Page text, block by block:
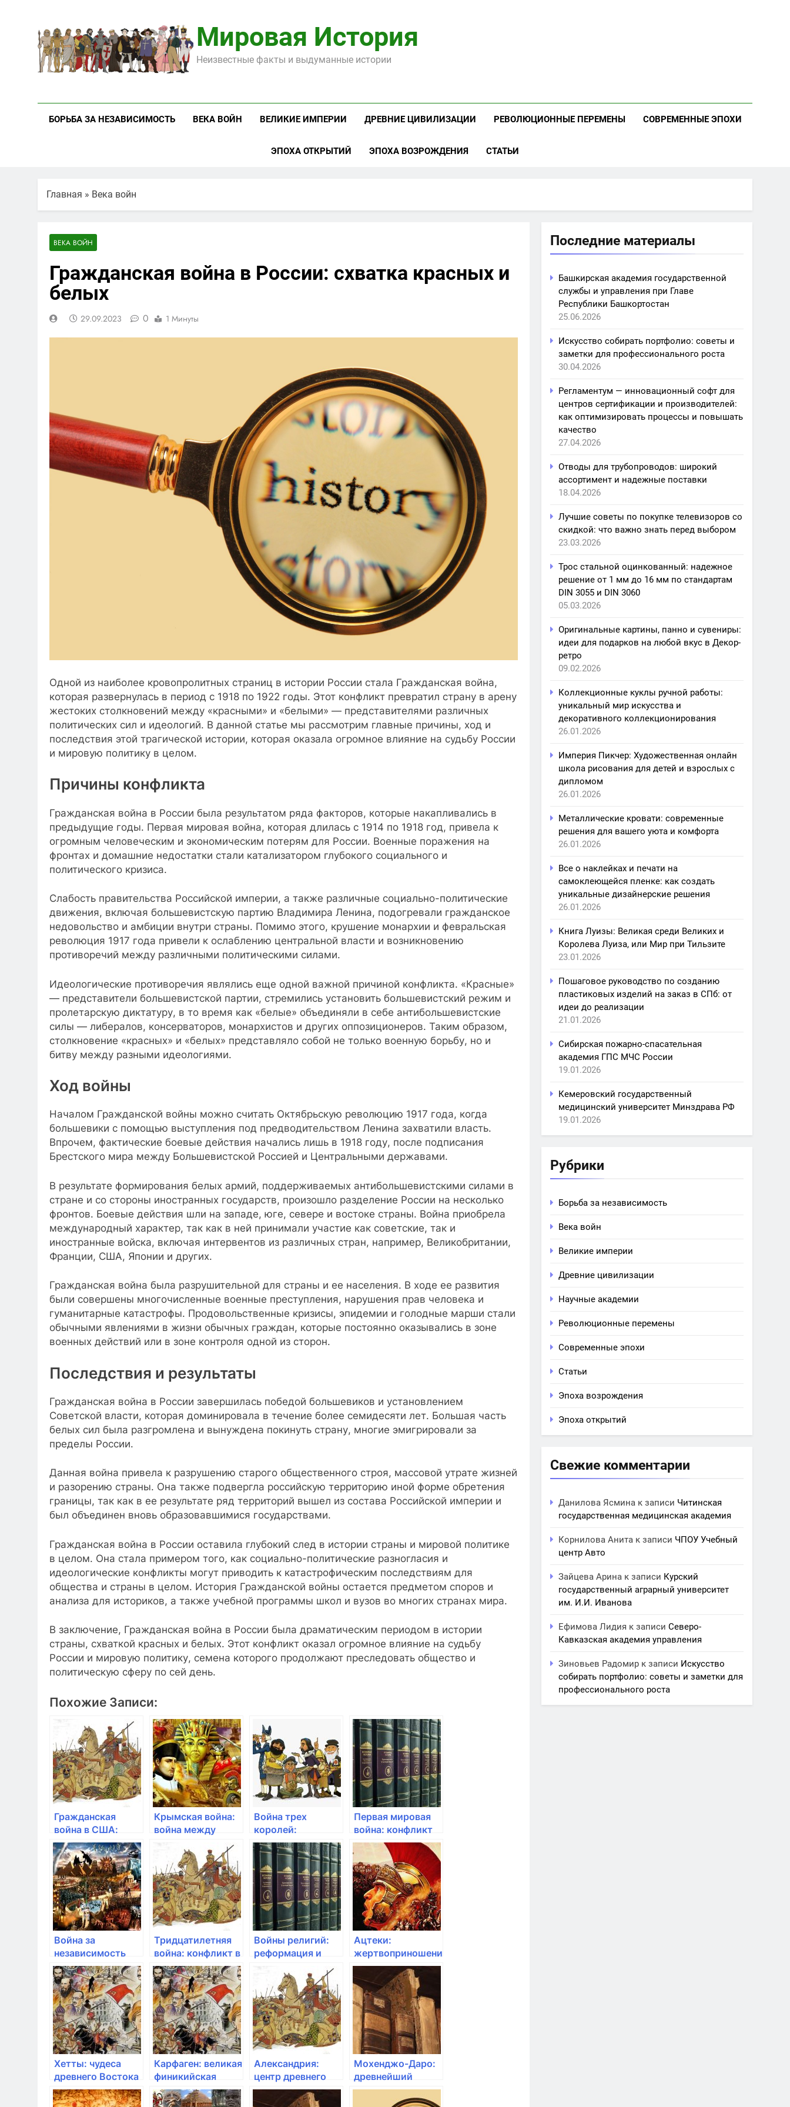
содержимому
Мировая История
Неизвестные факты и выдуманные истории
БОРЬБА ЗА НЕЗАВИСИМОСТЬ ВЕКА ВОЙН ВЕЛИКИЕ ИМПЕРИИ ДРЕВНИЕ ЦИВИЛИЗАЦИИ РЕВОЛЮЦИОННЫЕ ПЕРЕМЕНЫ СОВРЕМЕННЫЕ ЭПОХИ
ЭПОХА ОТКРЫТИЙ ЭПОХА ВОЗРОЖДЕНИЯ СТАТЬИ
Главная » Века войн
ВЕКА ВОЙН
Гражданская война в России: схватка красных и
белых
29.09.2023 0 1 Минуты
Одной из наиболее кровопролитных страниц в истории России стала Гражданская война,
которая развернулась в период с 1918 по 1922 годы. Этот конфликт превратил страну в арену
жестоких столкновений между «красными» и «белыми» — представителями различных
политических сил и идеологий. В данной статье мы рассмотрим главные причины, ход и
последствия этой трагической истории, которая оказала огромное влияние на судьбу России
и мировую политику в целом.
Причины конфликта
Гражданская война в России была результатом ряда факторов, которые накапливались в
предыдущие годы. Первая мировая война, которая длилась с 1914 по 1918 год, привела к
огромным человеческим и экономическим потерям для России. Военные поражения на
фронтах и домашние недостатки стали катализатором глубокого социального и
политического кризиса.
Слабость правительства Российской империи, а также различные социально-политические
движения, включая большевистскую партию Владимира Ленина, подогревали гражданское
недовольство и амбиции внутри страны. Помимо этого, крушение монархии и февральская
революция 1917 года привели к ослаблению центральной власти и возникновению
противоречий между различными политическими силами.
Идеологические противоречия являлись еще одной важной причиной конфликта. «Красные»
— представители большевистской партии, стремились установить большевистский режим и
пролетарскую диктатуру, в то время как «белые» объединяли в себе антибольшевистские
силы — либералов, консерваторов, монархистов и других оппозиционеров. Таким образом,
столкновение «красных» и «белых» представляло собой не только военную борьбу, но и
битву между разными идеологиями.
Ход войны
Началом Гражданской войны можно считать Октябрьскую революцию 1917 года, когда
большевики с помощью выступления под предводительством Ленина захватили власть.
Впрочем, фактические боевые действия начались лишь в 1918 году, после подписания
Брестского мира между Большевистской Россией и Центральными державами.
В результате формирования белых армий, поддерживаемых антибольшевистскими силами в
стране и со стороны иностранных государств, произошло разделение России на несколько
фронтов. Боевые действия шли на западе, юге, севере и востоке страны. Война приобрела
международный характер, так как в ней принимали участие как советские, так и
иностранные войска, включая интервентов из различных стран, например, Великобритании,
Франции, США, Японии и других.
Гражданская война была разрушительной для страны и ее населения. В ходе ее развития
были совершены многочисленные военные преступления, нарушения прав человека и
гуманитарные катастрофы. Продовольственные кризисы, эпидемии и голодные марши стали
обычными явлениями в жизни обычных граждан, которые постоянно оказывались в зоне
военных действий или в зоне контроля одной из сторон.
Последствия и результаты
Гражданская война в России завершилась победой большевиков и установлением
Советской власти, которая доминировала в течение более семидесяти лет. Большая часть
белых сил была разгромлена и вынуждена покинуть страну, многие эмигрировали за
пределы России.
Данная война привела к разрушению старого общественного строя, массовой утрате жизней
и разорению страны. Она также подвергла российскую территорию иной форме обретения
границы, так как в ее результате ряд территорий вышел из состава Российской империи и
был объединен вновь образовавшимися государствами.
Гражданская война в России оставила глубокий след в истории страны и мировой политике
в целом. Она стала примером того, как социально-политические разногласия и
идеологические конфликты могут приводить к катастрофическим последствиям для
общества и страны в целом. История Гражданской войны остается предметом споров и
анализа для историков, а также учебной программы школ и вузов во многих странах мира.
В заключение, Гражданская война в России была драматическим периодом в истории
страны, схваткой красных и белых. Этот конфликт оказал огромное влияние на судьбу
России и мировую политику, семена которого продолжают преследовать общество и
политическую сферу по сей день.
Похожие Записи:
Гражданская
война в США:
противостояние
Севера и Юга
Крымская война:
война между
Россией и союзом
стран в XIX веке
Война трех
королей:
английская война
455-485 гг
Первая мировая
война: конфликт
между ведущими
европейскими
державами
Война за
независимость
США: битва за
свободу в XVIII
веке
Тридцатилетняя
война: конфликт в
Европе в XVII веке
Войны религий:
реформация и
контрреформация
в XVI веке
Ацтеки:
жертвоприношения
и воинственность
Хетты: чудеса
древнего Востока
Карфаген: великая
финикийская
империя
Александрия:
центр древнего
мирового знания
Мохенджо-Даро:
древнейший
город в Индии
Последние материалы
Башкирская академия государственной
службы и управления при Главе
Республики Башкортостан
25.06.2026
Искусство собирать портфолио: советы и
заметки для профессионального роста
30.04.2026
Регламентум — инновационный софт для
центров сертификации и производителей:
как оптимизировать процессы и повышать
качество
27.04.2026
Отводы для трубопроводов: широкий
ассортимент и надежные поставки
18.04.2026
Лучшие советы по покупке телевизоров со
скидкой: что важно знать перед выбором
23.03.2026
Трос стальной оцинкованный: надежное
решение от 1 мм до 16 мм по стандартам
DIN 3055 и DIN 3060
05.03.2026
Оригинальные картины, панно и сувениры:
идеи для подарков на любой вкус в Декор-
ретро
09.02.2026
Коллекционные куклы ручной работы:
уникальный мир искусства и
декоративного коллекционирования
26.01.2026
Империя Пикчер: Художественная онлайн
школа рисования для детей и взрослых с
дипломом
26.01.2026
Металлические кровати: современные
решения для вашего уюта и комфорта
26.01.2026
Все о наклейках и печати на
самоклеющейся пленке: как создать
уникальные дизайнерские решения
26.01.2026
Книга Луизы: Великая среди Великих и
Королева Луиза, или Мир при Тильзите
23.01.2026
Пошаговое руководство по созданию
пластиковых изделий на заказ в СПб: от
идеи до реализации
21.01.2026
Сибирская пожарно-спасательная
академия ГПС МЧС России
19.01.2026
Кемеровский государственный
медицинский университет Минздрава РФ
19.01.2026
Рубрики
Борьба за независимость
Века войн
Великие империи
Древние цивилизации
Научные академии
Революционные перемены
Современные эпохи
Статьи
Эпоха возрождения
Эпоха открытий
Свежие комментарии
Данилова Ясмина к записи Читинская
государственная медицинская академия
Корнилова Анита к записи ЧПОУ Учебный
центр Авто
Зайцева Арина к записи Курский
государственный аграрный университет
им. И.И. Иванова
Ефимова Лидия к записиСеверо-
Кавказская академия управления
Зиновьев Радомир к записи Искусство
собирать портфолио: советы и заметки для
профессионального роста